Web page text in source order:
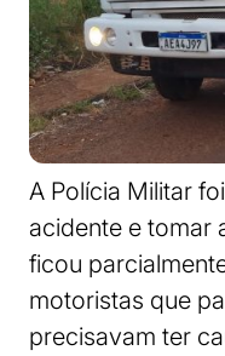
A Polícia Militar
acidente e tomar
ficou
motoristas que
precisavam ter